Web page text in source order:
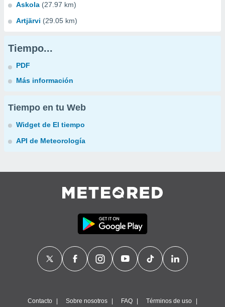
Askola (27.97 km)
Artjärvi (29.05 km)
Tiempo...
PDF
Más información
Tiempo en tu Web
Widget de El tiempo
API de Meteorología
Contacto Sobre nosotros FAQ Términos de uso